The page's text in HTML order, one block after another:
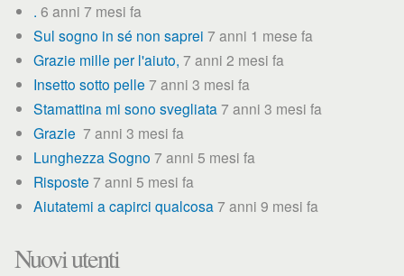
. 6 anni 7 mesi fa
Sul sogno in sé non saprei 7 anni 1 mese fa
Grazie mille per l'aiuto, 7 anni 2 mesi fa
Insetto sotto pelle 7 anni 3 mesi fa
Stamattina mi sono svegliata7 anni 3 mesi fa
Grazie 7 anni 3 mesi fa
Lunghezza Sogno 7 anni 5 mesi fa
Risposte 7 anni 5 mesi fa
Aiutatemi a capirci qualcosa7 anni 9 mesi fa
Nuovi utenti